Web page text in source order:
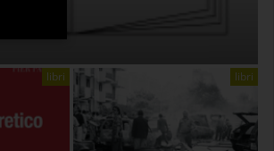
libri libri